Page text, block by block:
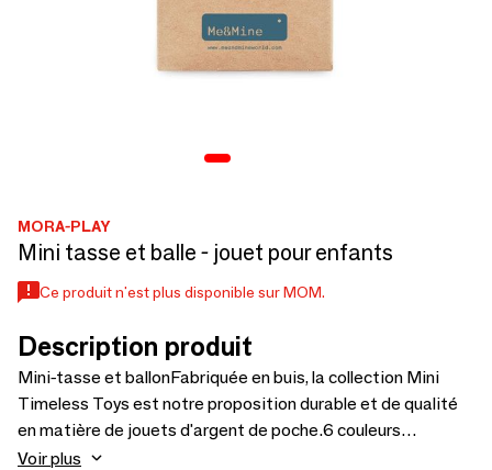
MORA-PLAY
Mini tasse et balle - jouet pour enfants
Ce produit n'est plus disponible sur MOM.
Description produit
Mini-tasse et ballonFabriquée en buis, la collection Mini
Timeless Toys est notre proposition durable et de qualité
en matière de jouets d'argent de poche.6 couleurs
disponibles13 cm de longueurBois certifié FSC.Conforme
Voir plus